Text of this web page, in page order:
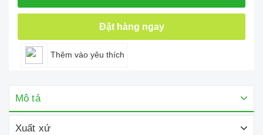
Đặt hàng ngay
Thêm vào yêu thích
Mô tả
Xuất xứ